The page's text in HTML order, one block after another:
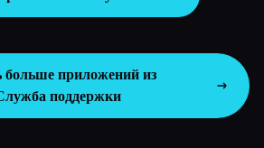
больше приложений из
поддержки